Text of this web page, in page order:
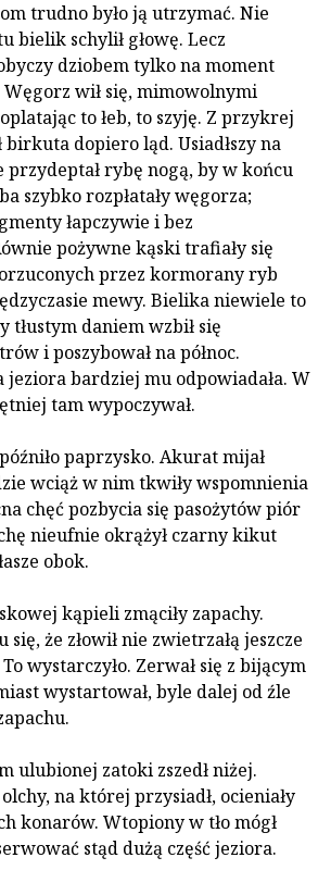
trudno było ją utrzymać. Nie
bielik schylił głowę. Lecz
dziobem tylko na moment
Węgorz wił się, mimowolnymi
to łeb, to szyję. Z przykrej
dopiero ląd. Usiadłszy na
przydeptał rybę nogą, by w końcu
szybko rozpłatały węgorza;
łapczywie i bez
pożywne kąski trafiały się
przez kormorany ryb
mewy. Bielika niewiele to
tłustym daniem wzbił się
i poszybował na północ.
jeziora bardziej mu odpowiadała. W
tam wypoczywał.
paprzysko. Akurat mijał
wciąż w nim tkwiły wspomnienia
chęć pozbycia się pasożytów piór
nieufnie okrążył czarny kikut
obok.
kąpieli zmąciły zapachy.
się, że złowił nie zwietrzałą jeszcze
wystarczyło. Zerwał się z bijącym
wystartował, byle dalej od źle
ulubionej zatoki zszedł niżej.
na której przysiadł, ocieniały
konarów. Wtopiony w tło mógł
stąd dużą część jeziora.